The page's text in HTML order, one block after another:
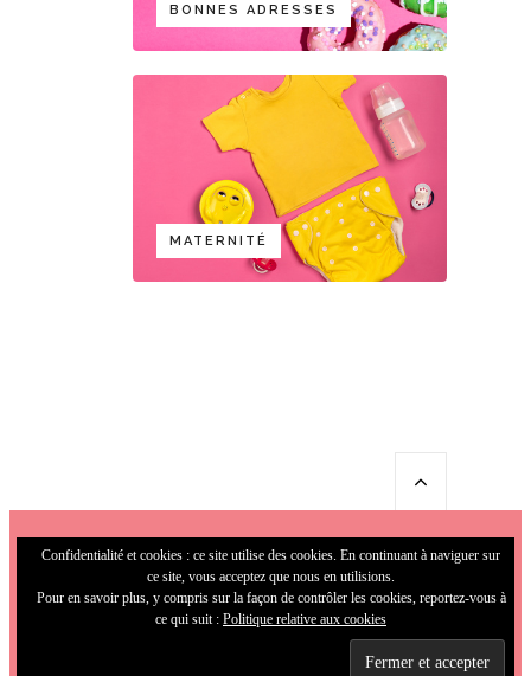
BONNES ADRESSES
MATERNITÉ
© 2009-2026 MamaFunky. All Rights
Confidentialité et cookies : ce site utilise des cookies. En continuant à naviguer sur
ce site, vous acceptez que nous en utilisions.
Pour en savoir plus, y compris sur la façon de contrôler les cookies, reportez-vous à
ce qui suit : Politique relative aux cookies